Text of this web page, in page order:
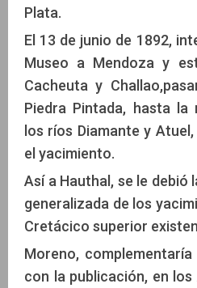
Plata.
El 13 de junio de 1892,
Museo a Mendoza y
Cacheuta y
Piedra Pintada, hasta la
los ríos Diamante y
el yacimiento.
Así a Hauthal, se le debió
generalizada de los
Cretácico superior
Moreno,
con la publicación, en los